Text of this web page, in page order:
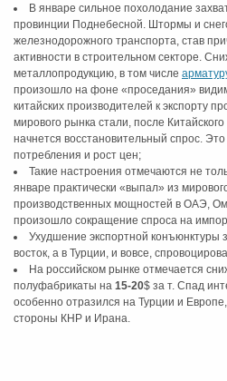
В январе сильное похолодание
провинции Поднебесной. Штормы и
железнодорожного транспорта, став
активности в строительном секторе.
металлопродукцию, в том числе
произошло на фоне «проседания»
китайских производителей к экспорту
мирового рынка стали, после Китайского
начнется восстановительный спрос.
потребления и рост цен;
Такие настроения отмечаются не
январе практически «выпал» из
производственных мощностей в ОАЭ,
произошло сокращение спроса на
Ухудшение экспортной
восток, а в Турции, и вовсе,
На российском рынке отмечается
полуфабрикаты на 15-20$ за т. Спад
особенно отразился на Турции и
стороны КНР и Ирана.